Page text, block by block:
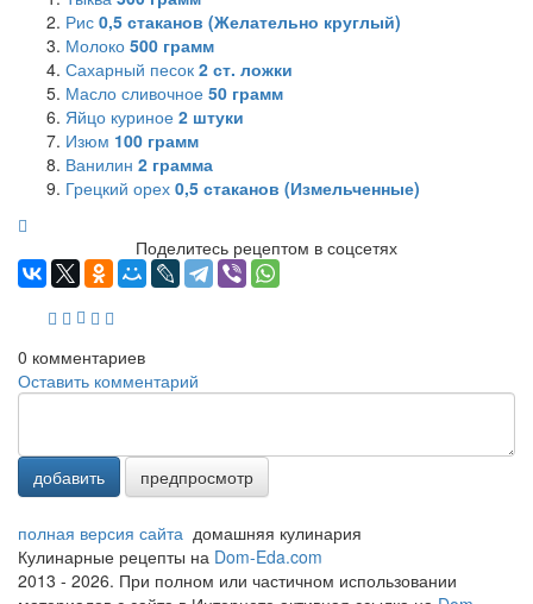
Рис 0,5 стаканов (Желательно круглый)
Молоко 500 грамм
Сахарный песок 2 ст. ложки
Масло сливочное 50 грамм
Яйцо куриное 2 штуки
Изюм 100 грамм
Ванилин 2 грамма
Грецкий орех 0,5 стаканов (Измельченные)
Поделитесь рецептом в соцсетях
0 комментариев
Оставить комментарий
добавить предпросмотр
полная версия сайта домашняя кулинария
Кулинарные рецепты на Dom-Eda.com
2013 - 2026. При полном или частичном использовании